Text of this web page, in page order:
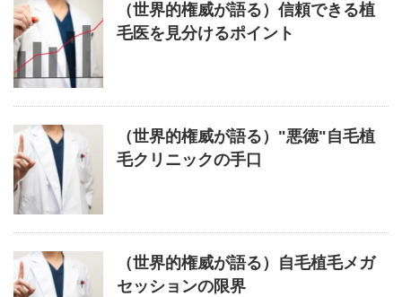
（世界的権威が語る）信頼できる植
毛医を見分けるポイント
（世界的権威が語る）"悪徳"自毛植
毛クリニックの手口
（世界的権威が語る）自毛植毛メガ
セッションの限界